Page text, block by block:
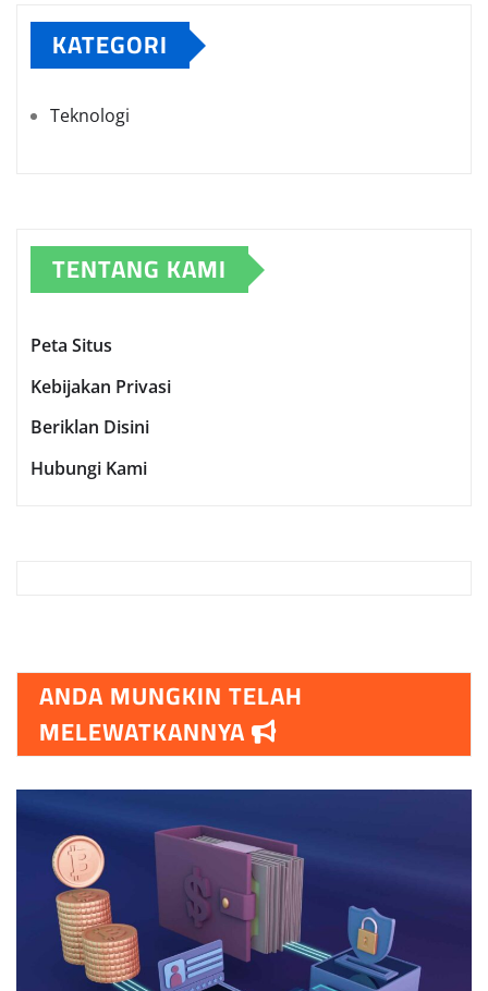
KATEGORI
Teknologi
TENTANG KAMI
Peta Situs
Kebijakan Privasi
Beriklan Disini
Hubungi Kami
ANDA MUNGKIN TELAH
MELEWATKANNYA